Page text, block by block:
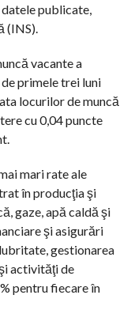
publicate,
(INS).
vacante a
primele trei luni
locurilor de muncă
cu 0,04 puncte
mari rate ale
în producţia şi
gaze, apă caldă şi
şi asigurări
gestionarea
activităţi de
pentru fiecare în